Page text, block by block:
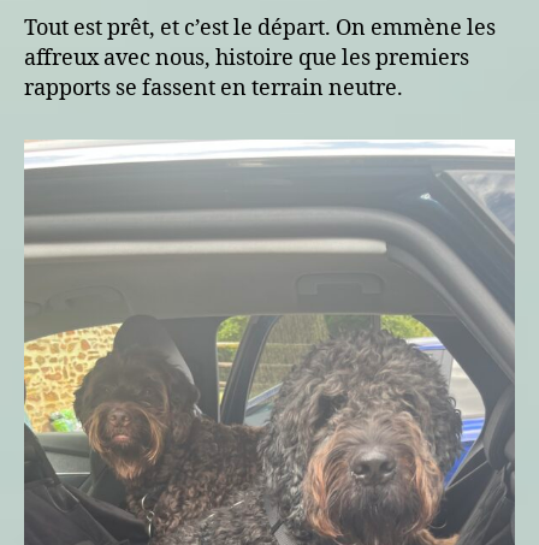
Tout est prêt, et c’est le départ. On emmène les
affreux avec nous, histoire que les premiers
rapports se fassent en terrain neutre.